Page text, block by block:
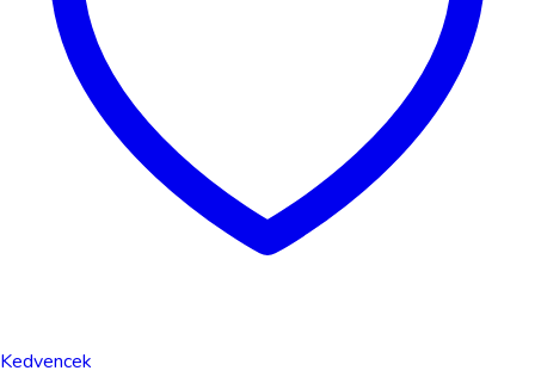
Kedvencek